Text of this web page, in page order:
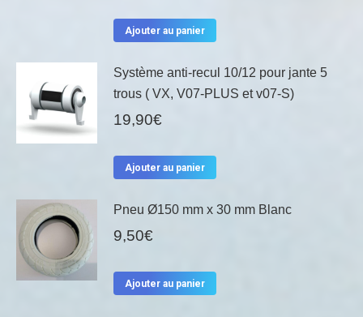
initial
était :
12,60€.
actuel
est :
11,50€.
Ajouter au panier
Système anti-recul 10/12 pour jante 5
trous ( VX, V07-PLUS et v07-S)
19,90€
Ajouter au panier
Pneu Ø150 mm x 30 mm Blanc
9,50€
Ajouter au panier